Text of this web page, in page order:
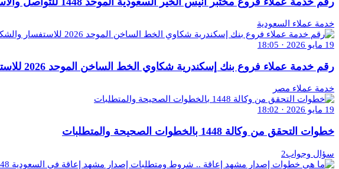
خدمة عملاء السعودية
19 مايو 2026 · 18:05
رقم خدمة عملاء فروع بنك إسكندرية شكاوي الخط الساخن الموحد 2026 للاستفسار والشكاوي
خدمة عملاء مصر
19 مايو 2026 · 18:02
خطوات التحقق من وكالة 1448 بالخطوات الصحيحة والمتطلبات
سؤال وجواب2